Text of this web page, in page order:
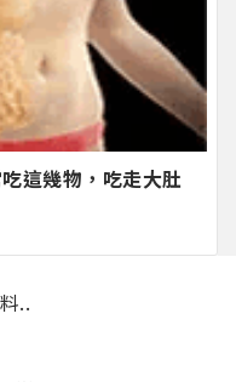
這幾物，吃走大肚
..